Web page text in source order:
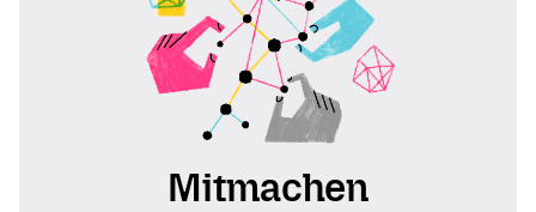
Mitmachen